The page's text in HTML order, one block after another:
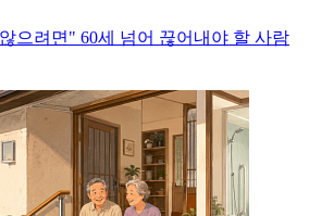
으려면" 60세 넘어 끊어내야 할 사람